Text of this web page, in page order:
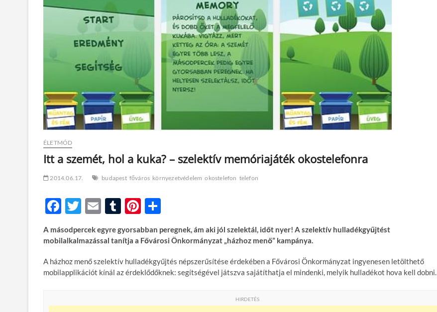
ÉLETMÓD
Itt a szemét, hol a kuka? – szelektív memóriajáték okostelefonra
2014.06.17. budapest főváros környezetvédelem okostelefon telefon
F
ac
e
b
o
k
T
w
itt
er
E
ail
T
m
bl
r
Pi
nt
er
es
t
za
m
e
A másodpercek egyre gyorsabban peregnek, ám aki jól szelektál, időt nyer! A szelektív hulladékgyűjtést
mobilalkalmazással tanítja a Fővárosi Önkormányzat „házhoz menő” kampánya.
A házhoz menő szelektív hulladékgyűjtés népszerűsítése érdekében a Fővárosi Önkormányzat ingyenesen letölthető
mobilapplikációt kínál az érdeklődőknek: segítségével játszva sajátíthatja el mindenki, melyik hulladékot hova kell dobni.
HIRDETÉS